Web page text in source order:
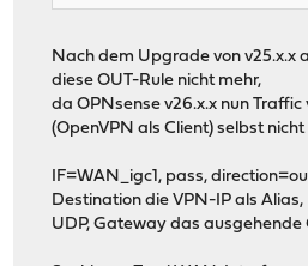
Nach dem Upgrade von v25.x.x
diese OUT-Rule nicht mehr,
da OPNsense v26.x.x nun Traffic
(OpenVPN als Client) selbst
IF=WAN_igc1, pass,
Destination die VPN-IP als Alias,
UDP, Gateway das ausgehende